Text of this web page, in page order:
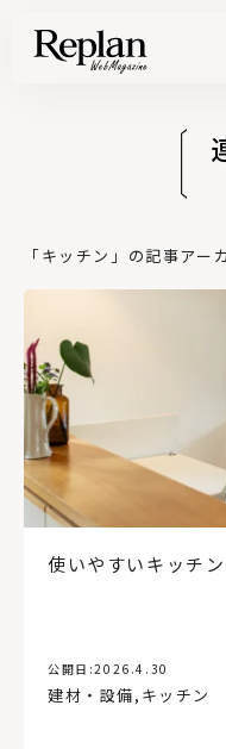
「キッチン」の記事アー
使いやすいキッチ
公開日:2026.4.30
建材・設備, キッチン